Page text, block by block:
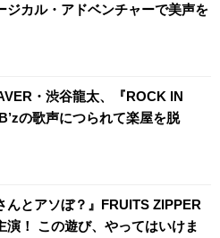
ジカル・アドベンチャーで美声を
・渋谷龍太、『ROCK IN
の歌声につられて楽屋を脱
んとアソぼ？』FRUITS ZIPPER
演！ この遊び、やってはいけま